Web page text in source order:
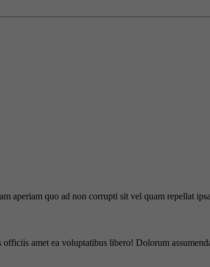
aperiam quo ad non corrupti sit vel quam repellat
amet ea voluptatibus libero! Dolorum